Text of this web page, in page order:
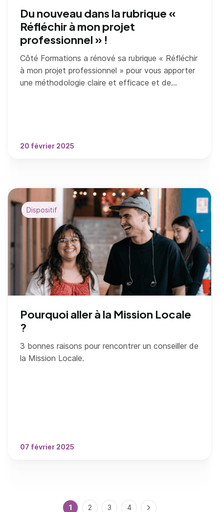
Du nouveau dans la rubrique «
Réfléchir à mon projet
professionnel » !
Côté Formations a rénové sa rubrique « Réfléchir
à mon projet professionnel » pour vous apporter
une méthodologie claire et efficace et de
20 février 2025
Pourquoi aller à la Mission Locale
?
3 bonnes raisons pour rencontrer un conseiller de
la Mission Locale.
07 février 2025
Dispositif
Page courante
1 Page
2 Page
3 Page
4 Page suivante